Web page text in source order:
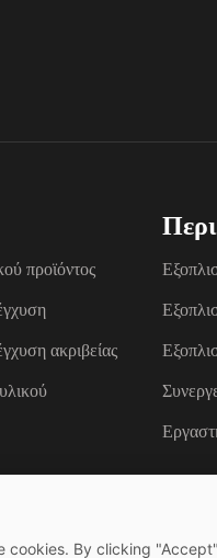
προϊόντος
ακριβείας
cookies. By clicking